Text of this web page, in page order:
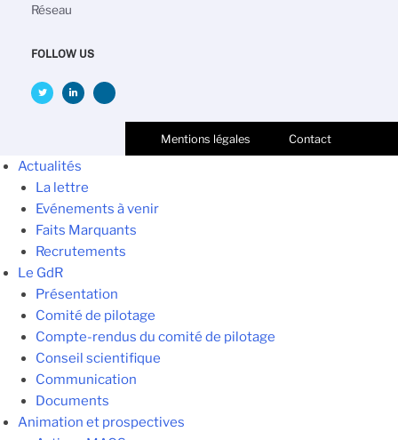
Réseau
FOLLOW US
Mentions légales Contact
Actualités
La lettre
Evénements à venir
Faits Marquants
Recrutements
Le GdR
Présentation
Comité de pilotage
Compte-rendus du comité de pilotage
Conseil scientifique
Communication
Documents
Animation et prospectives